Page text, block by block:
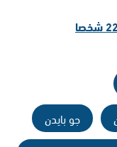
جو بايدن